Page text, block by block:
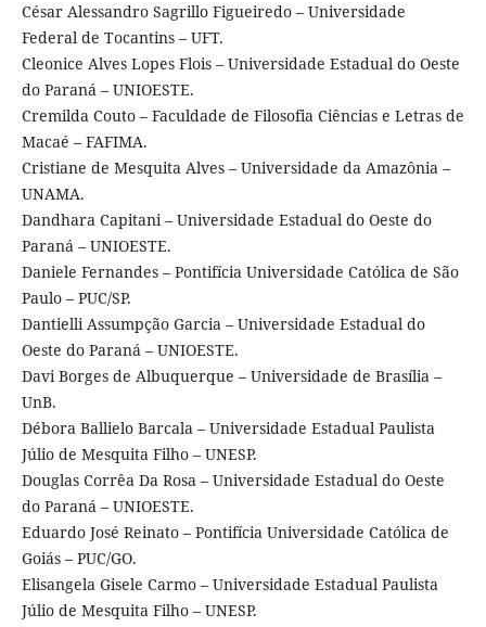
César Alessandro Sagrillo Figueiredo – Universidade
Federal de Tocantins – UFT.
Cleonice Alves Lopes Flois – Universidade Estadual do Oeste
do Paraná – UNIOESTE.
Cremilda Couto – Faculdade de Filosofia Ciências e Letras de
Macaé – FAFIMA.
Cristiane de Mesquita Alves – Universidade da Amazônia –
UNAMA.
Dandhara Capitani – Universidade Estadual do Oeste do
Paraná – UNIOESTE.
Daniele Fernandes – Pontifícia Universidade Católica de São
Paulo – PUC/SP.
Dantielli Assumpção Garcia – Universidade Estadual do
Oeste do Paraná – UNIOESTE.
Davi Borges de Albuquerque – Universidade de Brasília –
UnB.
Débora Ballielo Barcala – Universidade Estadual Paulista
Júlio de Mesquita Filho – UNESP.
Douglas Corrêa Da Rosa – Universidade Estadual do Oeste
do Paraná – UNIOESTE.
Eduardo José Reinato – Pontifícia Universidade Católica de
Goiás – PUC/GO.
Elisangela Gisele Carmo – Universidade Estadual Paulista
Júlio de Mesquita Filho – UNESP.